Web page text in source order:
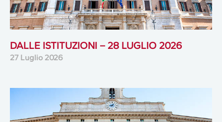
DALLE ISTITUZIONI – 28 LUGLIO 2026
27 Luglio 2026